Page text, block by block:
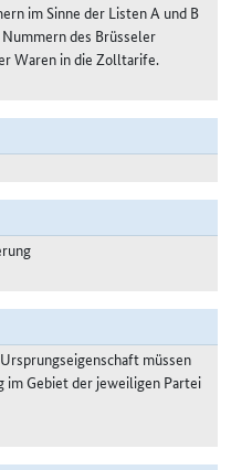
im Sinne der Listen A und B
des Brüsseler
Waren in die Zolltarife.
müssen
im Gebiet der jeweiligen Partei